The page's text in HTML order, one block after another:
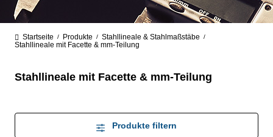
Startseite / Produkte / Stahllineale & Stahlmaßstäbe /
Stahllineale mit Facette & mm-Teilung
Stahllineale mit Facette & mm-Teilung
Produkte filtern